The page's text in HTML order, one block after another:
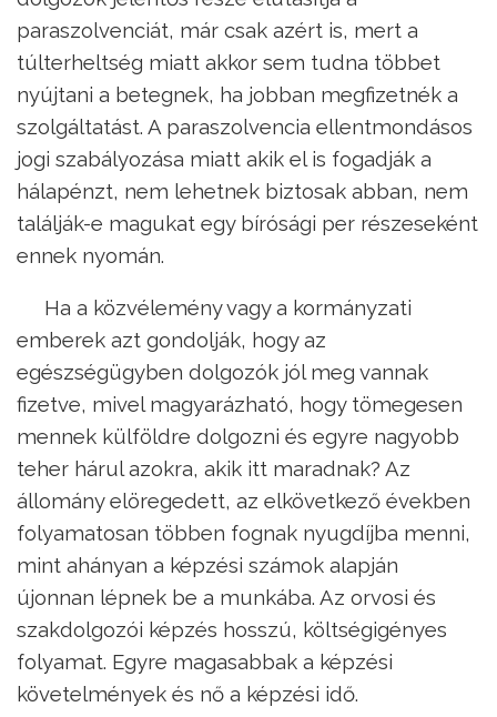
paraszolvenciát, már csak azért is, mert a
túlterheltség miatt akkor sem tudna többet
nyújtani a betegnek, ha jobban megfizetnék a
szolgáltatást. A paraszolvencia ellentmondásos
jogi szabályozása miatt akik el is fogadják a
hálapénzt, nem lehetnek biztosak abban, nem
találják-e magukat egy bírósági per részeseként
ennek nyomán.
Ha a közvélemény vagy a kormányzati
emberek azt gondolják, hogy az
egészségügyben dolgozók jól meg vannak
fizetve, mivel magyarázható, hogy tömegesen
mennek külföldre dolgozni és egyre nagyobb
teher hárul azokra, akik itt maradnak? Az
állomány elöregedett, az elkövetkező években
folyamatosan többen fognak nyugdíjba menni,
mint ahányan a képzési számok alapján
újonnan lépnek be a munkába. Az orvosi és
szakdolgozói képzés hosszú, költségigényes
folyamat. Egyre magasabbak a képzési
követelmények és nő a képzési idő.